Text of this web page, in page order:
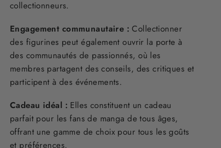
collectionneurs.
Engagement communautaire : Collectionner
des figurines peut également ouvrir la porte à
des communautés de passionnés, où les
membres partagent des conseils, des critiques et
participent à des événements.
Cadeau idéal : Elles constituent un cadeau
parfait pour les fans de manga de tous âges,
offrant une gamme de choix pour tous les goûts
et préférences.